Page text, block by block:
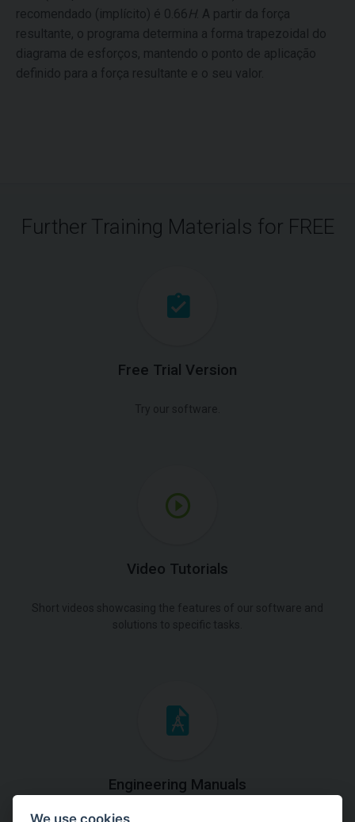
recomendado (implícito) é 0.66H. A partir da força
resultante, o programa determina a forma trapezoidal do
diagrama de esforços, mantendo o ponto de aplicação
definido para a força resultante e o seu valor.
Further Training Materials for FREE
Free Trial Version
Try our software.
Video Tutorials
Short videos showcasing the features of our software and
solutions to specific tasks.
Engineering Manuals
We use cookies